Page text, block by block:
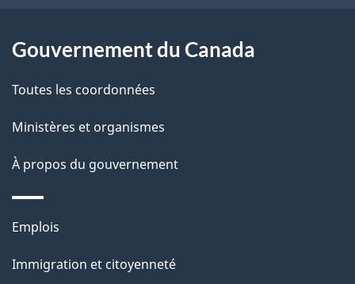
a
g
e
a
t
i
n
s
u
r
c
Gouvernement du Canada
Toutes les coordonnées
Ministères et organismes
À propos du gouvernement
Thèmes
sujets
Emplois
Immigration et citoyenneté